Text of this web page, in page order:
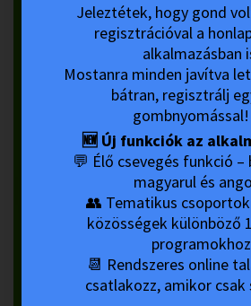
Jeleztétek, hogy gond
regisztrációval a
alkalmazásban
Mostanra minden javítva
bátran, regisztrálj
🆕 Új funkciók az
💬 Élő csevegés funkció –
magyarul és
👥 Tematikus
közösségek különböző
programokhoz
📆 Rendszeres online
csatlakozz, amikor csak